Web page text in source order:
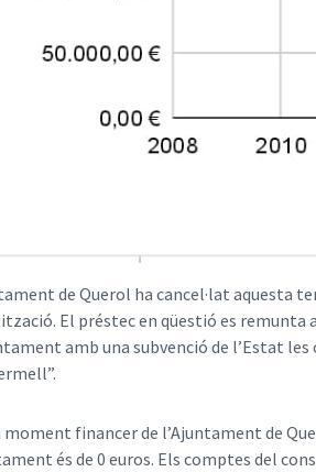
de Querol ha cancel·lat aquesta
El préstec en qüestió es remunta
amb una subvenció de l’Estat
moment financer de l’Ajuntament de
és de 0 euros. Els comptes del